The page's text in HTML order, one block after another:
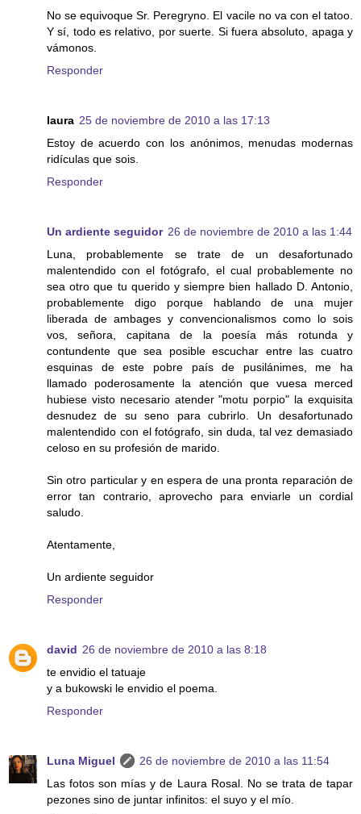
No se equivoque Sr. Peregryno. El vacile no va con el tatoo.
Y sí, todo es relativo, por suerte. Si fuera absoluto, apaga y
vámonos.
Responder
laura 25 de noviembre de 2010 a las 17:13
Estoy de acuerdo con los anónimos, menudas modernas
ridículas que sois.
Responder
Un ardiente seguidor 26 de noviembre de 2010 a las 1:44
Luna, probablemente se trate de un desafortunado
malentendido con el fotógrafo, el cual probablemente no
sea otro que tu querido y siempre bien hallado D. Antonio,
probablemente digo porque hablando de una mujer
liberada de ambages y convencionalismos como lo sois
vos, señora, capitana de la poesía más rotunda y
contundente que sea posible escuchar entre las cuatro
esquinas de este pobre país de pusilánimes, me ha
llamado poderosamente la atención que vuesa merced
hubiese visto necesario atender "motu porpio" la exquisita
desnudez de su seno para cubrirlo. Un desafortunado
malentendido con el fotógrafo, sin duda, tal vez demasiado
celoso en su profesión de marido.
Sin otro particular y en espera de una pronta reparación de
error tan contrario, aprovecho para enviarle un cordial
saludo.
Atentamente,
Un ardiente seguidor
Responder
david 26 de noviembre de 2010 a las 8:18
te envidio el tatuaje
y a bukowski le envidio el poema.
Responder
Luna Miguel
26 de noviembre de 2010 a las 11:54
Las fotos son mías y de Laura Rosal. No se trata de tapar
pezones sino de juntar infinitos: el suyo y el mío.